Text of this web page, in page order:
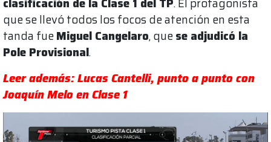
clasificación de la Clase 1 del TP. El protagonista
que se llevó todos los focos de atención en esta
tanda fueMiguel Cangelaro, quese adjudicó la
Pole Provisional.
Leer además: Lucas Cantelli, punto a punto con
Joaquín Melo en Clase 1